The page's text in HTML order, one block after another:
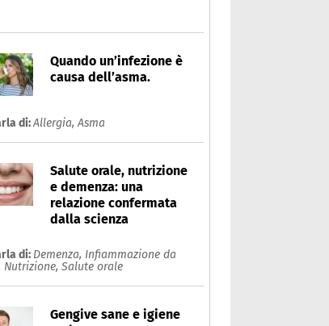
Quando un’infezione è
causa dell’asma.
di:Allergia,Asma
Salute orale, nutrizione
e demenza: una
relazione confermata
dalla scienza
di: Demenza, Infiammazione da
Nutrizione, Salute orale
Gengive sane e igiene